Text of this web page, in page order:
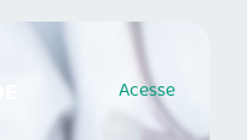
Acesse